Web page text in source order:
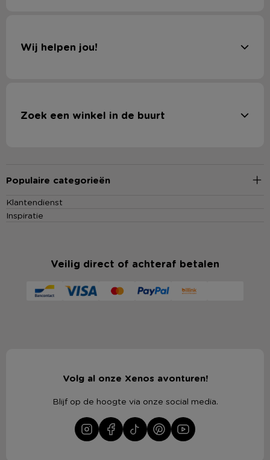
Wij helpen jou!
Zoek een winkel in de buurt
Populaire categorieën
Klantendienst
Inspiratie
Veilig direct of achteraf betalen
Volg al onze Xenos avonturen!
Blijf op de hoogte via onze social media.